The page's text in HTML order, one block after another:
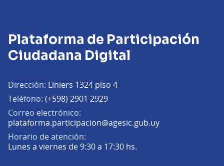
Plataforma de Participación
Ciudadana Digital
Dirección: Liniers 1324 piso 4
Teléfono: (+598) 2901 2929
Correo electrónico:
plataforma.participacion@agesic.gub.uy(Abrir en una
Horario de atención:
Lunes a viernes de 9:30 a 17:30 hs.